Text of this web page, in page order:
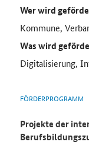
Wer wird
Kommune,
Was wird
Digitalisierung,
FÖRDERPROGRAMM
Projekte der